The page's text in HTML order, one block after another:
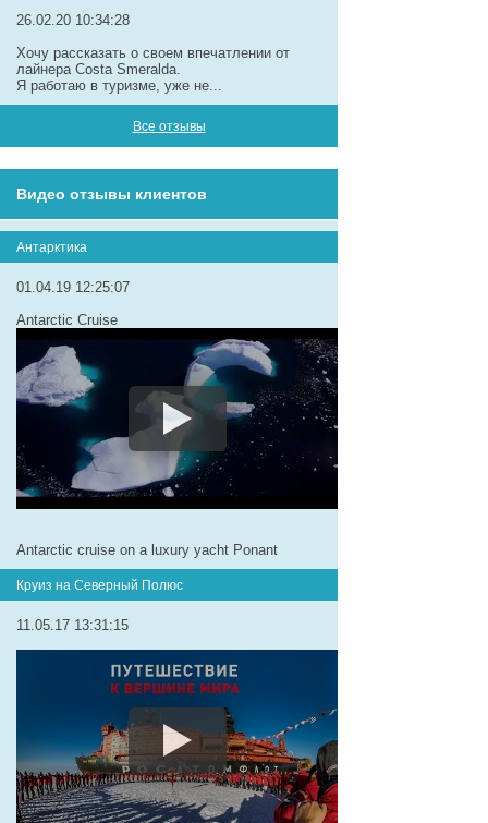
26.02.20 10:34:28
Хочу рассказать о своем впечатлении от
лайнера Costa Smeralda.
Я работаю в туризме, уже не...
Все отзывы
Видео отзывы клиентов
Антарктика
01.04.19 12:25:07
Antarctic Cruise
Antarctic cruise on a luxury yacht Ponant
Круиз на Северный Полюс
11.05.17 13:31:15